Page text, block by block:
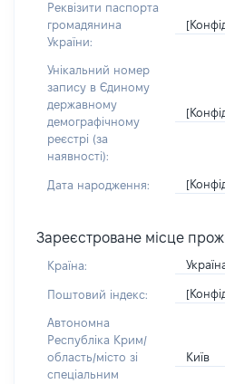
Реквізити паспорта
громадянина
України:
Унікальний номер
запису в Єдиному
державному
демографічному
реєстрі (за
наявності):
Дата народження:
Зареєстроване місце
Країна:
Поштовий індекс:
Автономна
Республіка Крим/
область/місто зі
спеціальним
Київ